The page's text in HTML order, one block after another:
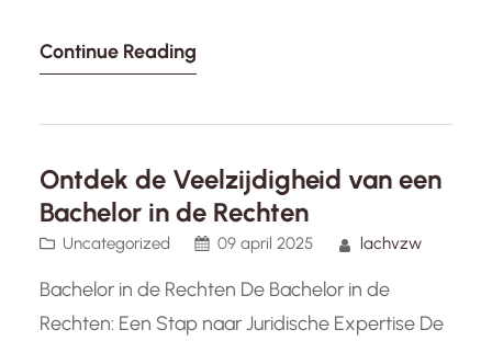
kunnen zijn op ons dagelijks leven. Of het nu
huurkwestie of een familierechtelijke kwestie,
Continue Reading
Ontdek de Veelzijdigheid van een
Bachelor in de Rechten
Uncategorized 09 april 2025 lachvzw
Bachelor in de Rechten De Bachelor in de
Rechten: Een Stap naar Juridische Expertise De